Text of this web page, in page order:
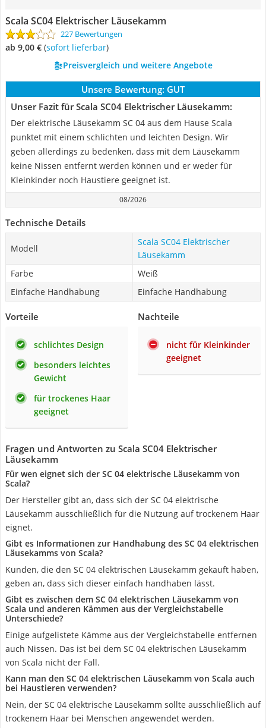
Scala SC04 Elektrischer Läusekamm
227 Bewertungen
ab 9,00 € ( Sofort lieferbar)
Preisvergleich und weitere Angebote
Unsere Bewertung: GUT
Unser Fazit für Scala SC04 Elektrischer Läusekamm:
Der elektrische Läusekamm SC 04 aus dem Hause Scala
punktet mit einem schlichten und leichten Design. Wir
geben allerdings zu bedenken, dass mit dem Läusekamm
keine Nissen entfernt werden können und er weder für
Kleinkinder noch Haustiere geeignet ist.
08/2026
Technische Details
Modell
Scala SC04 Elektrischer
Läusekamm
Farbe
Weiß
Einfache Handhabung
Einfache Handhabung
Vorteile
schlichtes Design
besonders leichtes
Gewicht
für trockenes Haar
geeignet
Nachteile
nicht für Kleinkinder
geeignet
Fragen und Antworten zu Scala SC04 Elektrischer
Läusekamm
Für wen eignet sich der SC 04 elektrische Läusekamm von
Scala?
Der Hersteller gibt an, dass sich der SC 04 elektrische
Läusekamm ausschließlich für die Nutzung auf trockenem Haar
eignet.
Gibt es Informationen zur Handhabung des SC 04 elektrischen
Läusekamms von Scala?
Kunden, die den SC 04 elektrischen Läusekamm gekauft haben,
geben an, dass sich dieser einfach handhaben lässt.
Gibt es zwischen dem SC 04 elektrischen Läusekamm von
Scala und anderen Kämmen aus der Vergleichstabelle
Unterschiede?
Einige aufgelistete Kämme aus der Vergleichstabelle entfernen
auch Nissen. Das ist bei dem SC 04 elektrischen Läusekamm
von Scala nicht der Fall.
Kann man den SC 04 elektrischen Läusekamm von Scala auch
bei Haustieren verwenden?
Nein, der SC 04 elektrische Läusekamm sollte ausschließlich auf
trockenem Haar bei Menschen angewendet werden.